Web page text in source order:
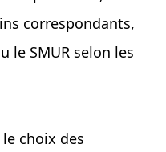
correspondants,
le SMUR selon les
choix des